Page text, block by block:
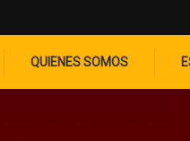
QUIENES SOMOS